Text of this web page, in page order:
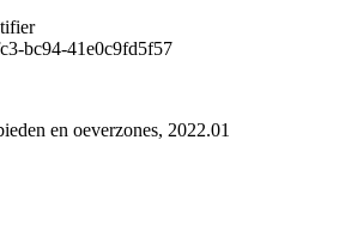
bc94-41e0c9fd5f57
en oeverzones, 2022.01